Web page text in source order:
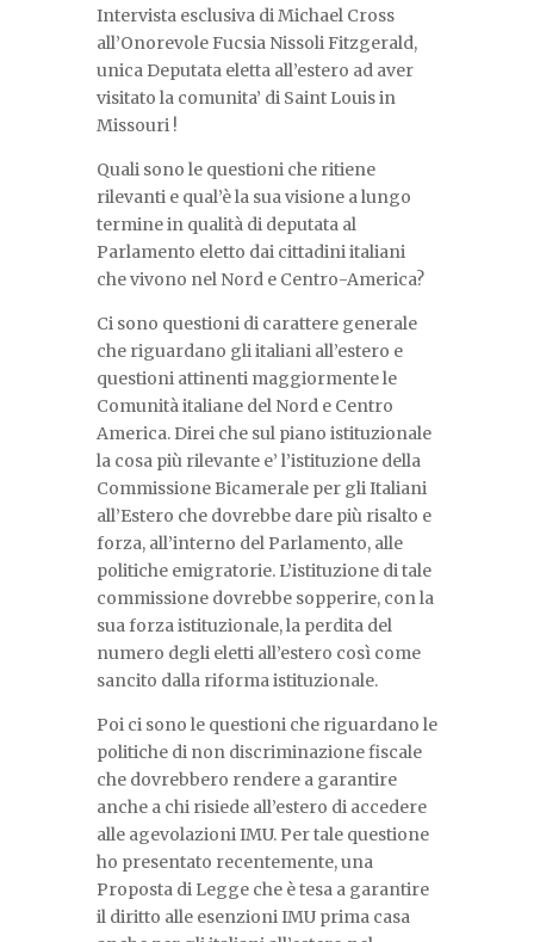
Intervista esclusiva di Michael Cross
all’Onorevole Fucsia Nissoli Fitzgerald,
unica Deputata eletta all’estero ad aver
visitato la comunita’ di Saint Louis in
Missouri !
​Quali sono le questioni che ritiene
rilevanti e qual’è la sua visione a lungo
termine in qualità di deputata al
Parlamento eletto dai cittadini italiani
che vivono nel Nord e Centro-America?
Ci sono questioni di carattere generale
che riguardano gli italiani all’estero e
questioni attinenti maggiormente le
Comunità italiane del Nord e Centro
America. Direi che sul piano istituzionale
la cosa più rilevante e’ l’istituzione della
Commissione Bicamerale per gli Italiani
all’Estero che dovrebbe dare più risalto e
forza, all’interno del Parlamento, alle
politiche emigratorie. L’istituzione di tale
commissione dovrebbe sopperire, con la
sua forza istituzionale, la perdita del
numero degli eletti all’estero così come
sancito dalla riforma istituzionale.
Poi ci sono le questioni che riguardano le
politiche di non discriminazione fiscale
che dovrebbero rendere a garantire
anche a chi risiede all’estero di accedere
alle agevolazioni IMU. Per tale questione
ho presentato recentemente, una
Proposta di Legge che è tesa a garantire
il diritto alle esenzioni IMU prima casa